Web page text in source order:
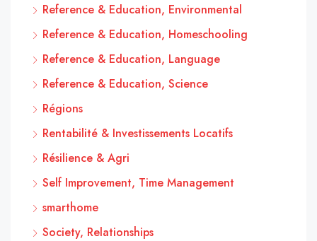
Reference & Education, Environmental
Reference & Education, Homeschooling
Reference & Education, Language
Reference & Education, Science
Régions
Rentabilité & Investissements Locatifs
Résilience & Agri
Self Improvement, Time Management
smarthome
Society, Relationships